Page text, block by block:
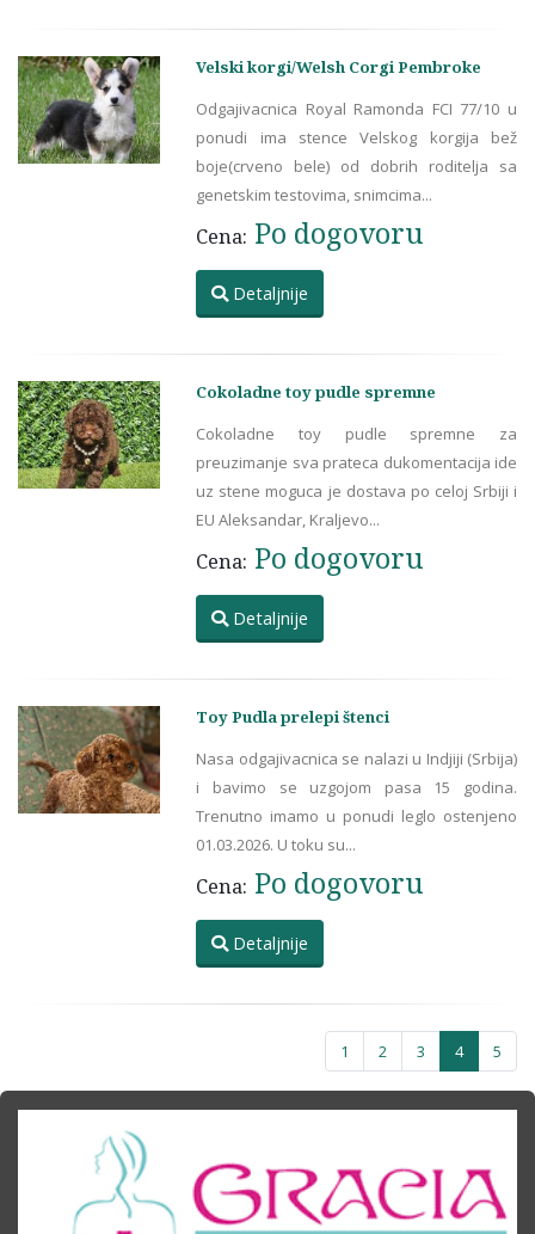
Velski korgi/Welsh Corgi Pembroke
Odgajivacnica Royal Ramonda FCI 77/10 u
ponudi ima stence Velskog korgija bež
boje(crveno bele) od dobrih roditelja sa
genetskim testovima, snimcima...
Cena: Po dogovoru
Detaljnije
Cokoladne toy pudle spremne
Cokoladne toy pudle spremne za
preuzimanje sva prateca dukomentacija ide
uz stene moguca je dostava po celoj Srbiji i
EU Aleksandar, Kraljevo...
Cena: Po dogovoru
Detaljnije
Toy Pudla prelepi štenci
Nasa odgajivacnica se nalazi u Indjiji (Srbija)
i bavimo se uzgojom pasa 15 godina.
Trenutno imamo u ponudi leglo ostenjeno
01.03.2026. U toku su...
Cena: Po dogovoru
Detaljnije
1 2 3 4 5